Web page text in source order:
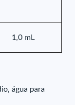
1,0 mL
água para